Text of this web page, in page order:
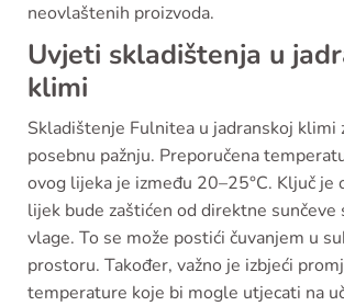
neovlaštenih proizvoda.
Uvjeti skladištenja u
klimi
Skladištenje Fulnitea u jadranskoj klimi
posebnu pažnju. Preporučena
ovog lijeka je između 20–25°C. Ključ je
lijek bude zaštićen od direktne
vlage. To se može postići čuvanjem u
prostoru. Također, važno je izbjeći
temperature koje bi mogle utjecati na